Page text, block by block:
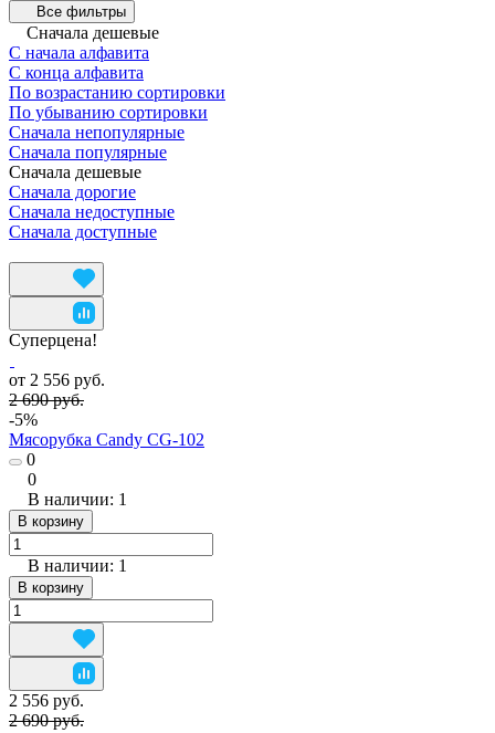
Все фильтры
Сначала дешевые
С начала алфавита
С конца алфавита
По возрастанию сортировки
По убыванию сортировки
Сначала непопулярные
Сначала популярные
Сначала дешевые
Сначала дорогие
Сначала недоступные
Сначала доступные
Суперцена!
от 2 556 руб.
2 690 руб.
-5%
Мясорубка Candy CG-102
0
0
В наличии: 1
В корзину
В наличии: 1
В корзину
2 556 руб.
2 690 руб.